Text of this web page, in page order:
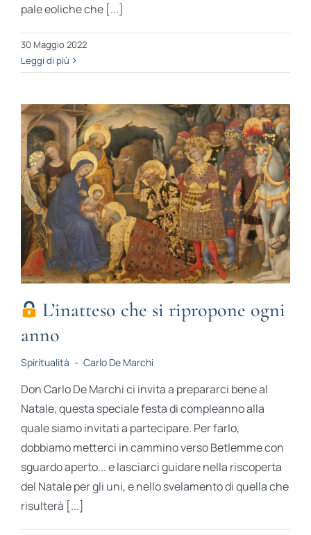
pale eoliche che [...]
30 Maggio 2022
Leggi di più
L’inatteso che si ripropone ogni
anno
Spiritualità - Carlo De Marchi
Don Carlo De Marchi ci invita a prepararci bene al
Natale, questa speciale festa di compleanno alla
quale siamo invitati a partecipare. Per farlo,
dobbiamo metterci in cammino verso Betlemme con
sguardo aperto... e lasciarci guidare nella riscoperta
del Natale per gli uni, e nello svelamento di quella che
risulterà [...]